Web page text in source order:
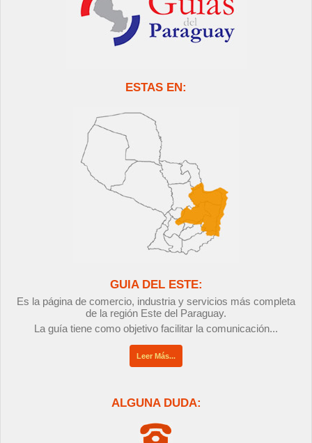
ESTAS EN:
GUIA DEL ESTE:
Es la página de comercio, industria y servicios más completa
de la región Este del Paraguay.
La guía tiene como objetivo facilitar la comunicación...
Leer Más...
ALGUNA DUDA: